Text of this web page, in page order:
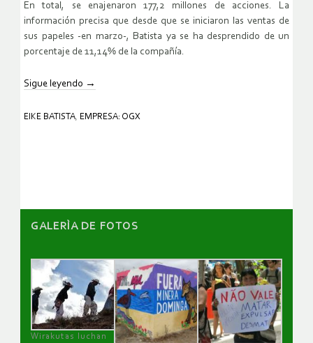
En total, se enajenaron 177,2 millones de acciones. La
información precisa que desde que se iniciaron las ventas de
sus papeles -en marzo-, Batista ya se ha desprendido de un
porcentaje de 11,14% de la compañía.
Sigue leyendo →
EIKE BATISTA, EMPRESA: OGX
GALERÌA DE FOTOS
Wirakutas luchan